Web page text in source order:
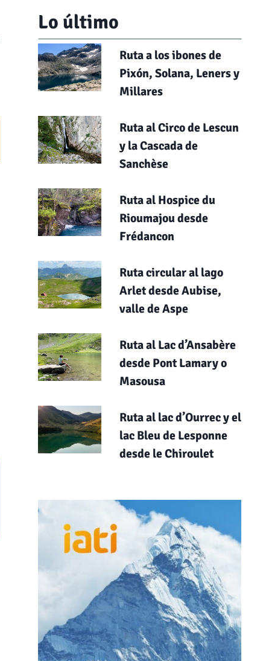
Lo último
Ruta a los ibones de
Pixón, Solana, Leners y
Millares
Ruta al Circo de Lescun
y la Cascada de
Sanchèse
Ruta al Hospice du
Rioumajou desde
Frédancon
Ruta circular al lago
Arlet desde Aubise,
valle de Aspe
Ruta al Lac d’Ansabère
desde Pont Lamary o
Masousa
Ruta al lac d’Ourrec y el
lac Bleu de Lesponne
desde le Chiroulet